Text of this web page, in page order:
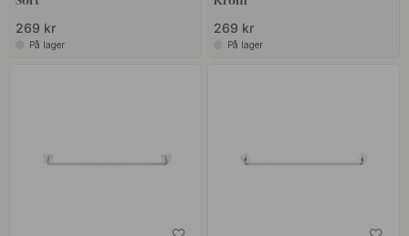
269 kr
På lager
269 kr
På lager